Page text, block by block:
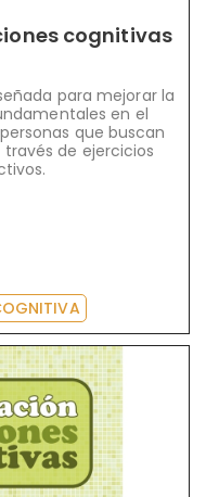
cognitivas
para mejorar la
en el
que buscan
de ejercicios